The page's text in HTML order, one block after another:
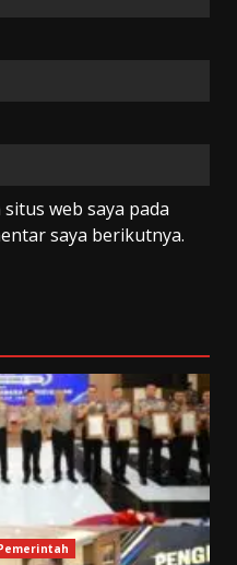
web saya pada
saya berikutnya.